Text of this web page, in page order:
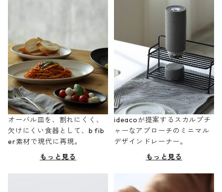
オーバル皿を、割れにくく、
欠けにくい食器として、b fib
er素材で現代に再現。
もっと見る
ideacoが提案するスカルプチ
ャーなアプローチのミニマル
デザインドレーナー。
もっと見る